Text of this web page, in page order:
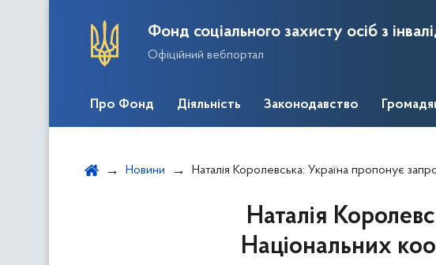
Фонд соціального захисту осіб з
Офіційний вебпортал
Про Фонд Діяльність Законодавство
Новини Наталія Королевська: Україна пропонує запровадити Національних
Наталія
Національних